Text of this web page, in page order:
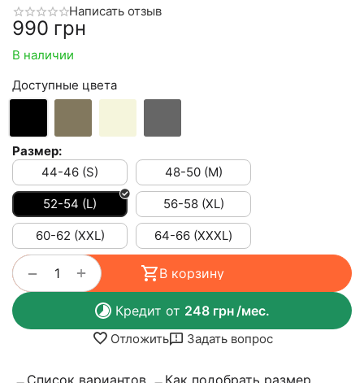
Написать отзыв
‍990‍ грн
В наличии
Доступные цвета
Размер:
44-46 (S)
48-50 (M)
52-54 (L) 56-58 (XL)
60-62 (XXL) 64-66 (ХХХL)
+
− В корзину
Кредит от 248грн/мес.
Отложить Задать вопрос